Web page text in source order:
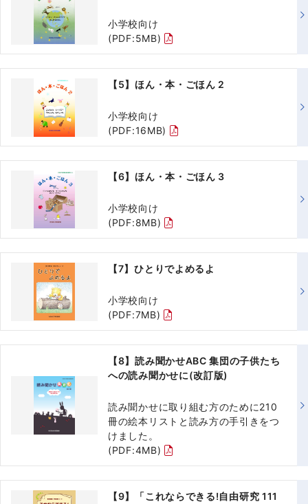
小学校向け
(PDF:5MB)
【5】ほん・本・ごほん 2
小学校向け
(PDF:16MB)
【6】ほん・本・ごほん 3
小学校向け
(PDF:8MB)
【7】ひとりでよめるよ
小学校向け
(PDF:7MB)
【8】読み聞かせABC 集団の子供たち
への読み聞かせに(改訂版)
読み聞かせに取り組む方のために210
冊の絵本リストと読み方の手引きをつ
けました。
(PDF:4MB)
【9】
「これならできる!自由研究 111